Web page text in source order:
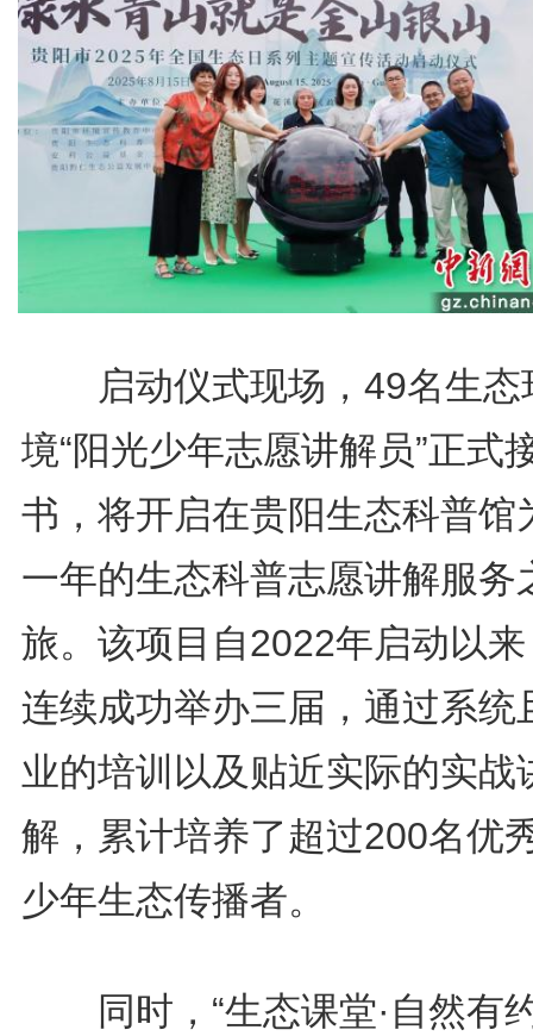
启动仪式现场，49名生态
境“阳光少年志愿讲解员”正式
书，将开启在贵阳生态科普馆
一年的生态科普志愿讲解服务
旅。该项目自2022年启动以
连续成功举办三届，通过系统
业的培训以及贴近实际的实战
解，累计培养了超过200名优
少年生态传播者。
同时，“生态课堂·自然有